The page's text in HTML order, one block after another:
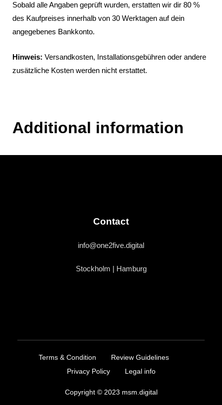
Sobald alle Angaben geprüft wurden, erstatten wir dir 80 %
des Kaufpreises innerhalb von 30 Werktagen auf dein
angegebenes Bankkonto.
Hinweis: Versandkosten, Installationsgebühren oder andere
zusätzliche Kosten werden nicht erstattet.
Additional information
Contact
info@one2five.digital
Stockholm | Hamburg
Copyright © 2023 msm.digital
Terms & Condition
Review Guidelines
Privacy Policy
Legal info